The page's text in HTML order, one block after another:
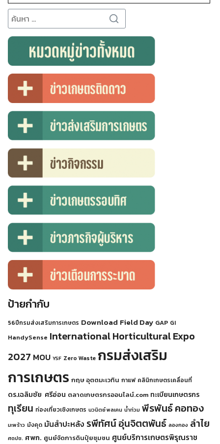
Search
for:
Search
for:
ป้ายกำกับ
56ปีกรมส่งเสริมการเกษตร Download Field Day GAP GI
HandySense International Horticultural Expo
2027 MOU YSF Zero Waste กรมส่งเสริม
การเกษตร กฤษ อุตตมะเวทิน กาแฟ คลินิกเกษตรเคลื่อนที่
ดร.เฉลิมชัย ศรีอ่อน ตลาดเกษตรกรออนไลน์.com ทะเบียนเกษตรกร
ทุเรียน ท่องเที่ยวเชิงเกษตร นวนิตย์ พลเคน น้ำท่วม พีรพันธ์ คอทอง
มะพร้าว มังคุด มันสำปะหลัง รพีทัศน์ อุ่นจิตตพันธ์ ลองกอง ลำไย
ศดปช. ศพก. ศูนย์จัดการดินปุ๋ยชุมชน ศูนย์บริการเกษตรพิรุณราช